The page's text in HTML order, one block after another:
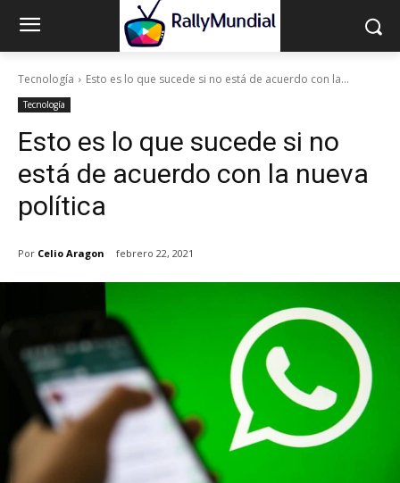
Tecnología Esto es lo que sucede si no está de acuerdo con la...
Tecnología
Esto es lo que sucede si no
está de acuerdo con la nueva
política
Por Celio Aragon febrero 22, 2021